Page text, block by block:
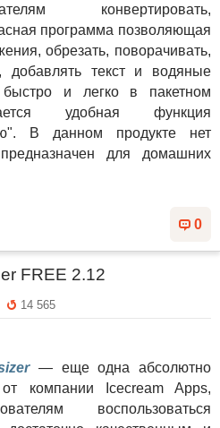
конвертировать,
программа позволяющая
обрезать, поворачивать,
добавлять текст и водяные
и легко в пакетном
удобная функция
В данном продукте нет
для домашних
0
FREE 2.12
14 565
— еще одна абсолютно
компании Icecream Apps,
воспользоваться